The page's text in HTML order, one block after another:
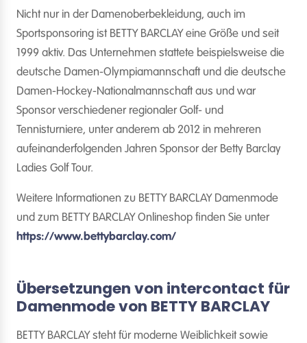
Nicht nur in der Damenoberbekleidung, auch im
Sportsponsoring ist BETTY BARCLAY eine Größe und seit
1999 aktiv. Das Unternehmen stattete beispielsweise die
deutsche Damen-Olympiamannschaft und die deutsche
Damen-Hockey-Nationalmannschaft aus und war
Sponsor verschiedener regionaler Golf- und
Tennisturniere, unter anderem ab 2012 in mehreren
aufeinanderfolgenden Jahren Sponsor der Betty Barclay
Ladies Golf Tour.
Weitere Informationen zu BETTY BARCLAY Damenmode
und zum BETTY BARCLAY Onlineshop finden Sie unter
https://www.bettybarclay.com/
Übersetzungen von intercontact für
Damenmode von BETTY BARCLAY
BETTY BARCLAY steht für moderne Weiblichkeit sowie